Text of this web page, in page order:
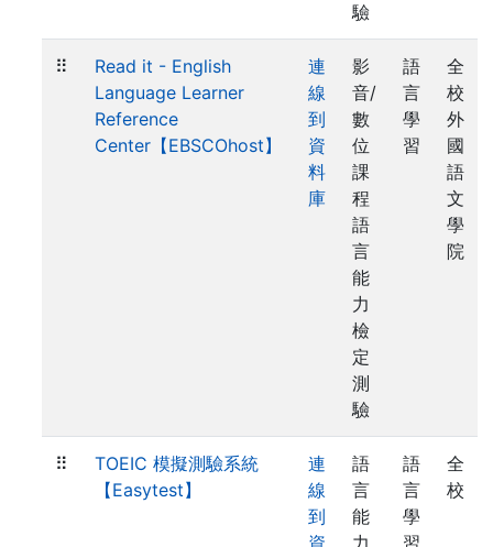
驗
⠿
Read it - English
Language Learner
Reference
Center【EBSCOhost】
連
線
到
資
料
庫
影
音/
數
位
課
程
語
言
能
力
檢
定
測
驗
語
言
學
習
全
校
外
國
語
文
學
院
⠿
TOEIC 模擬測驗系統
【Easytest】
連
線
到
資
語
言
能
力
語
言
學
習
全
校